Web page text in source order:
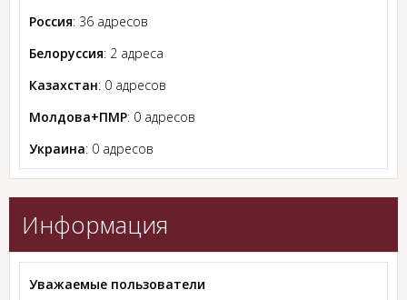
Россия: 36 адресов
Белоруссия: 2 адреса
Казахстан: 0 адресов
Молдова+ПМР: 0 адресов
Украина: 0 адресов
Информация
Уважаемые пользователи